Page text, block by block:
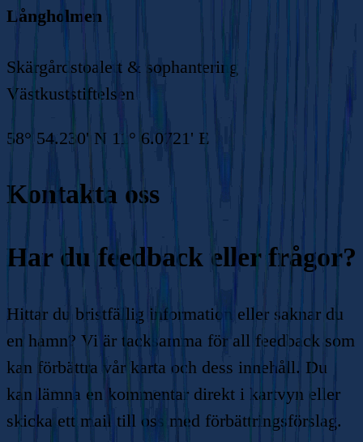
Långholmen
Skärgårdstoalett & sophantering
Västkuststiftelsen
58° 54.230' N 11° 6.0721' E
Kontakta oss
Har du feedback eller frågor?
Hittar du bristfällig information eller saknar du
en hamn? Vi är tacksamma för all feedback som
kan förbättra vår karta och dess innehåll. Du
kan lämna en kommentar direkt i kartvyn eller
skicka ett mail till oss med förbättringsförslag.